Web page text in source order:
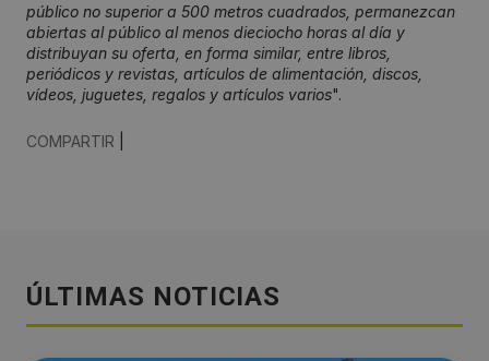
público no superior a 500 metros cuadrados, permanezcan
abiertas al público al menos dieciocho horas al día y
distribuyan su oferta, en forma similar, entre libros,
periódicos y revistas, artículos de alimentación, discos,
vídeos, juguetes, regalos y artículos varios".
COMPARTIR
ÚLTIMAS NOTICIAS